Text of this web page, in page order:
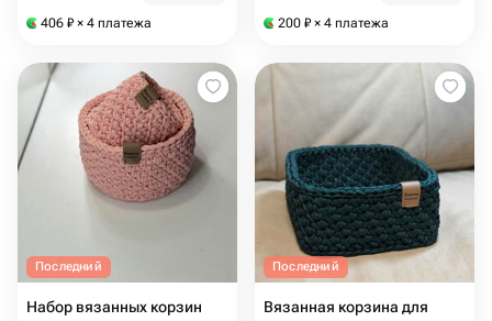
406 ₽ × 4 платежа 200 ₽ × 4 платежа
Последний
Набор вязанных корзин
Последний
Вязанная корзина для